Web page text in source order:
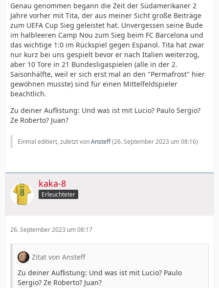
Genau genommen begann die Zeit der Südamerikaner 2
Jahre vorher mit Tita, der aus meiner Sicht große Beiträge
zum UEFA Cup Sieg geleistet hat. Unvergessen seine Bude
im halbleeren Camp Nou zum Sieg beim FC Barcelona und
das wichtige 1:0 im Rückspiel gegen Espanol. Tita hat zwar
nur kurz bei uns gespielt bevor er nach Italien weiterzog,
aber 10 Tore in 21 Bundesligaspielen (alle in der 2.
Saisonhälfte, weil er sich erst mal an den "Permafrost" hier
gewöhnen musste) sind für einen Mittelfeldspieler
beachtlich.
Zu deiner Auflistung: Und was ist mit Lucio? Paulo Sergio?
Ze Roberto? Juan?
Einmal editiert, zuletzt vonAnsteff(26. September 2023 um 08:16)
kaka-8
Erleuchteter
26. September 2023 um 08:17
Zitat von Ansteff
Zu deiner Auflistung: Und was ist mit Lucio? Paulo
Sergio? Ze Roberto? Juan?